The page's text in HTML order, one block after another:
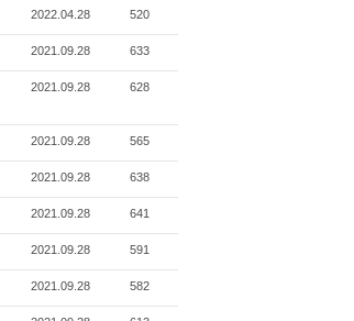
2022.04.28 520
2021.09.28 633
2021.09.28 628
2021.09.28 565
2021.09.28 638
2021.09.28 641
2021.09.28 591
2021.09.28 582